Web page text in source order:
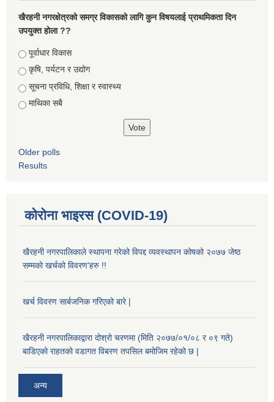
खैरहनी नगरक्षेत्रको समग्र विकासको लागि कुन विषयलाई प्राथमिकता दिन
उपयुक्त होला ??
Choices
पूर्वाधार विकास
कृषि, पर्यटन र उद्योग
सूचना प्रविधि, शिक्षा र स्वास्थ्य
माथिका सबै
Older polls
Results
कोरोना भाइरस (COVID-19)
खैरहनी नगरपालिकाले स्थापना गरेको विपद्द व्यवस्थापन कोषको २०७७ जेष्ठ
सम्मको खर्चको विवरण'हरु !!
खर्च विवरण सार्बजनिक गरिएको बारे |
खैरहनी नगरपालिकाद्वारा दोश्रो चरणमा (मिति २०७७/०१/०८ र ०९ गते)
बाडिएको राहतको वडागत विबरण तपसिल बमोजिम रहेको छ |
अन्य